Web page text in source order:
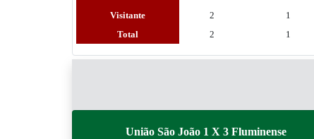
Visitante
2 1
Total
2 1
União São João 1 X 3 Fluminense